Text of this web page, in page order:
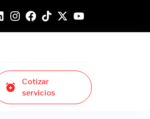
Cotizar
servicios